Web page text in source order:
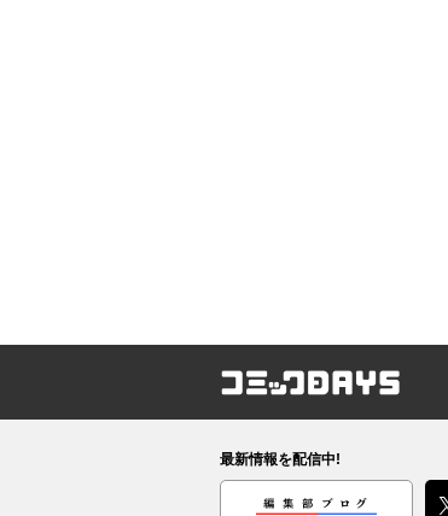
コミックDAYS
最新情報を配信中!
編集部ブログ